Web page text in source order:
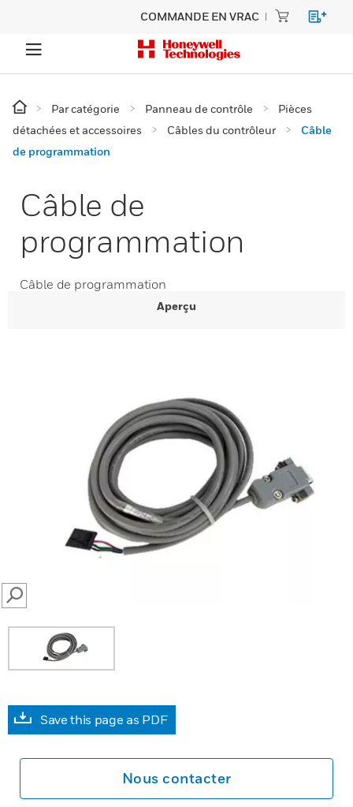
COMMANDE EN VRAC
Par catégorie Panneau de contrôle
Pièces
détachées et accessoires
Câbles du contrôleur
Câble
de programmation
Câble de
programmation
Câble de programmation
Aperçu
SEARCH
Save this page as PDF
Nous contacter